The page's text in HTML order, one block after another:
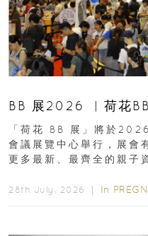
BB 展2026 ︳荷花
「荷花 BB 展」將於
會議展覽中心舉行，展會
更多最新、最齊全的親子
28th July, 2026 ｜ In